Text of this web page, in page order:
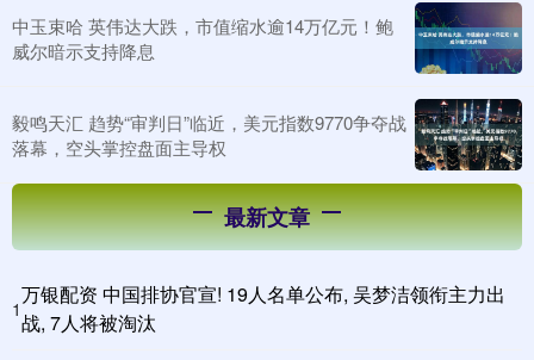
中玉束哈 英伟达大跌，市值缩水逾14万亿元！鲍
威尔暗示支持降息
毅鸣天汇 趋势“审判日”临近，美元指数9770争夺战
落幕，空头掌控盘面主导权
最新文章
1
万银配资 中国排协官宣! 19人名单公布, 吴梦洁领衔主力出
战, 7人将被淘汰